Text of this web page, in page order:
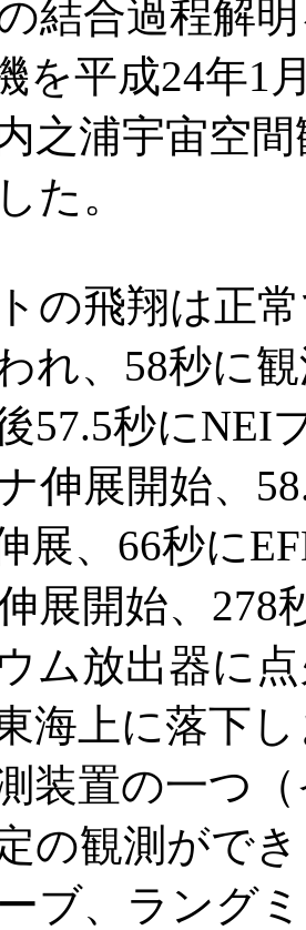
結合過程解
を平成24年1
之浦宇宙空
た。
の飛翔は正常
れ、58秒に
57.5秒にNEI
伸展開始、
展、66秒に
展開始、278
ム放出器に
海上に落下
装置の一つ
の観測がで
ブ、ラング